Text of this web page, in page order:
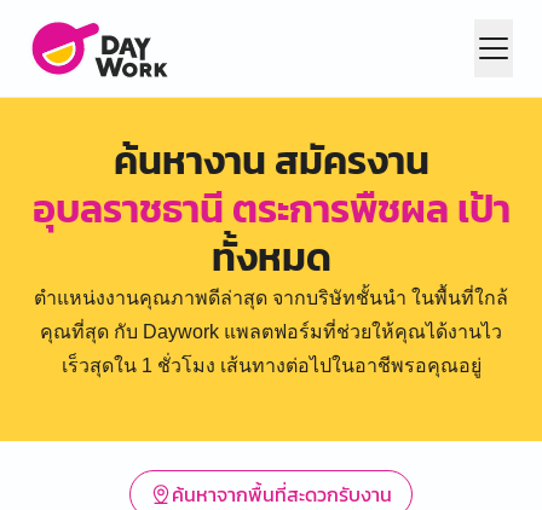
ค้นหางาน สมัครงาน
อุบลราชธานี ตระการพืชผล เป้า
ทั้งหมด
ตำแหน่งงานคุณภาพดีล่าสุด จากบริษัทชั้นนำ ในพื้นที่ใกล้
คุณที่สุด กับ Daywork แพลตฟอร์มที่ช่วยให้คุณได้งานไว
เร็วสุดใน 1 ชั่วโมง เส้นทางต่อไปในอาชีพรอคุณอยู่
ค้นหาจากพื้นที่สะดวกรับงาน